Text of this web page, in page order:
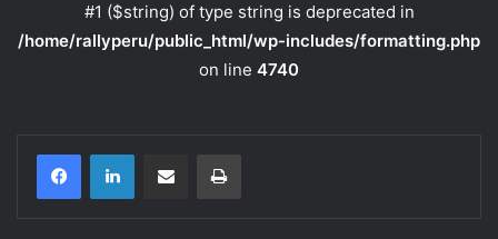
#1 ($string) of type string is deprecated in
/home/rallyperu/public_html/wp-includes/formatting.php
on line 4740
Compartir por correo electrónicoImprimir